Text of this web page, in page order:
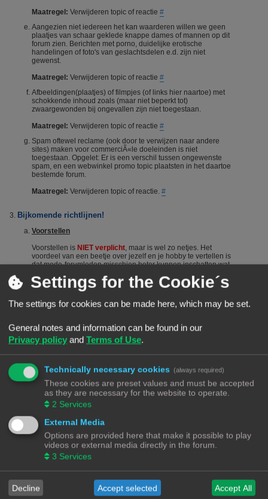
Maatregel: Verwijderen topic of reactie #
Aangezien niet iedereen het kan waarderen willen we geen
plaatjes van schaar geklede knappe dames of mannen op dit
forum zien. Berichten met porno, duidelijke erotische
handelingen of foto's van geslachtsdelen e.d. zijn niet
gewenst.
Maatregel: Verwijderen topic of reactie #
Afbeeldingen(plaatjes) of filmpjes (of links hier naartoe) met
schokkende inhoud zoals (maar niet beperkt tot)
zwaargewonden bij ongevallen zijn niet toegestaan.
Maatregel: Verwijderen topic of reactie #
Spam oftewel reclame (ook door te verwijzen naar andere
sites) maken voor commerciÃ«le doeleinden is niet
toegestaan. Opgelet: Er is een verschil tussen ongewenste
spam, en een webwinkel promo topic plaatsten in het daartoe
bestemde forum.
Maatregel: Verwijderen topic of reactie. #
Bijkomende richtlijnen!
Voorstellen
Voorstellen is NIET verplicht , maar is wel zo netjes. Het
voordeel van een beetje over jezelf en je hobby te vertellen is
dat mede-forumleden misschien beter kunnen inschatten wat
Het voorstellen wordt dus vanuit het Forumteam wel
gestimuleerd maar niet verplicht. Echter, het is niet toegestaan
zich voor te stellen. Berichten die suggereren dat iemand zich
overtreden van deze regel kan een (tijdelijke) ban het gevolg
zijn.#
De zoekfunctie
Voordat je een vraag stelt: Het wordt aangeraden om het forum
te raadplegen via de zoekfunctie. Veel vragen zijn al vaker
gesteld op dit forum. De kans is groot dat je via de zoekfunctie
een antwoord vindt. Het laat ook zien dat je zelf ook actie
onderneemt en niet alleen maar een vraag stelt en gaat zitten
afwachten wie je het correcte antwoord geeft.
Een vraag stellen
Vragen stellen is 1 van de meeste gebruikte acties op een
forum. Echter is het bij een hobby als 3Dprinten ook van
belang dat de vragensteller naast het duidelijk formuleren van
zijn/haar vraag, ook aangeeft wat hij/zij zelf al heeft gedaan,
heeft opgezocht of heeft geconstateerd. Het wordt erg
gewaardeerd als je zelf meedenkt.#
Foto's en plaatjes
Settings for the Cookie´s
The settings for cookies can be made here, which may be set.
General notes and information can be found in our
Privacy policy and Terms of Use.
Technically necessary cookies (always required)
These cookies are preset values and must be accepted
as they are necessary for the website to operate.
2 Services
External Media
Options are provided here that make it possible to play
videos or external media directly in the forum.
3 Services
Decline Accept selected Accept All